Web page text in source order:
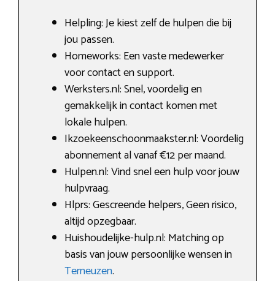
Helpling: Je kiest zelf de hulpen die bij
jou passen.
Homeworks: Een vaste medewerker
voor contact en support.
Werksters.nl: Snel, voordelig en
gemakkelijk in contact komen met
lokale hulpen.
Ikzoekeenschoonmaakster.nl: Voordelig
abonnement al vanaf €12 per maand.
Hulpen.nl: Vind snel een hulp voor jouw
hulpvraag.
Hlprs: Gescreende helpers, Geen risico,
altijd opzegbaar.
Huishoudelijke-hulp.nl: Matching op
basis van jouw persoonlijke wensen in
Terneuzen.